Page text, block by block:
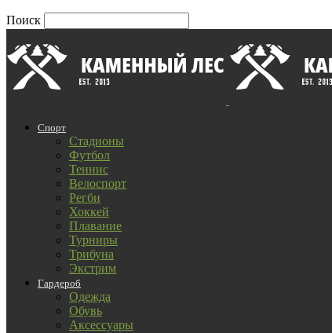
Поиск
Спорт
Стадионы
Футбол
Теннис
Велоспорт
Регби
Хоккей
Плавание
Турниры
Трибуна
Экстрим
Гардероб
Одежда
Обувь
Аксессуары